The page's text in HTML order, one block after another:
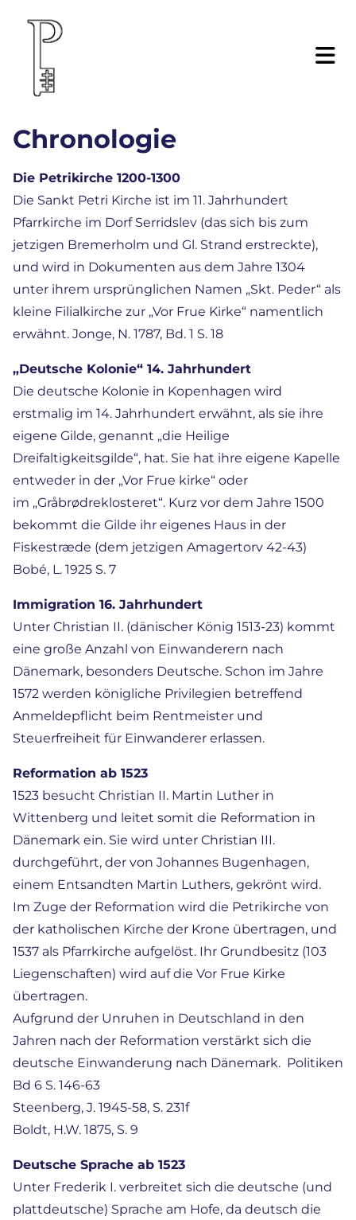
Chronologie
Die Petrikirche 1200-1300
Die Sankt Petri Kirche ist im 11. Jahrhundert
Pfarrkirche im Dorf Serridslev (das sich bis zum
jetzigen Bremerholm und Gl. Strand erstreckte),
und wird in Dokumenten aus dem Jahre 1304
unter ihrem ursprünglichen Namen „Skt. Peder“ als
kleine Filialkirche zur „Vor Frue Kirke“ namentlich
erwähnt. Jonge, N. 1787, Bd. 1 S. 18
„Deutsche Kolonie“ 14. Jahrhundert
Die deutsche Kolonie in Kopenhagen wird
erstmalig im 14. Jahrhundert erwähnt, als sie ihre
eigene Gilde, genannt „die Heilige
Dreifaltigkeitsgilde“, hat. Sie hat ihre eigene Kapelle
entweder in der „Vor Frue kirke“ oder
im „Gråbrødreklosteret“. Kurz vor dem Jahre 1500
bekommt die Gilde ihr eigenes Haus in der
Fiskestræde (dem jetzigen Amagertorv 42-43)
Bobé, L. 1925 S. 7
Immigration 16. Jahrhundert
Unter Christian II. (dänischer König 1513-23) kommt
eine große Anzahl von Einwanderern nach
Dänemark, besonders Deutsche. Schon im Jahre
1572 werden königliche Privilegien betreffend
Anmeldepflicht beim Rentmeister und
Steuerfreiheit für Einwanderer erlassen.
Reformation ab 1523
1523 besucht Christian II. Martin Luther in
Wittenberg und leitet somit die Reformation in
Dänemark ein. Sie wird unter Christian III.
durchgeführt, der von Johannes Bugenhagen,
einem Entsandten Martin Luthers, gekrönt wird.
Im Zuge der Reformation wird die Petrikirche von
der katholischen Kirche der Krone übertragen, und
1537 als Pfarrkirche aufgelöst. Ihr Grundbesitz (103
Liegenschaften) wird auf die Vor Frue Kirke
übertragen.
Aufgrund der Unruhen in Deutschland in den
Jahren nach der Reformation verstärkt sich die
deutsche Einwanderung nach Dänemark. Politiken
Bd 6 S. 146-63
Steenberg, J. 1945-58, S. 231f
Boldt, H.W. 1875, S. 9
Deutsche Sprache ab 1523
Unter Frederik I. verbreitet sich die deutsche (und
plattdeutsche) Sprache am Hofe, da deutsch die